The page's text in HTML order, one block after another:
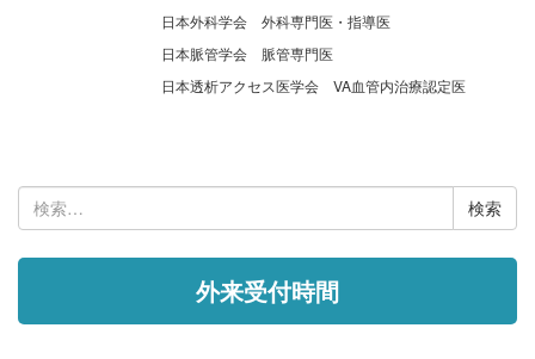
日本外科学会 外科専門医・指導医
日本脈管学会 脈管専門医
日本透析アクセス医学会 VA血管内治療認定医
検
索:
外来受付時間